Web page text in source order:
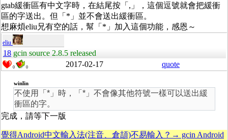
gtab緩衝區有中文字時，在結尾按「,」，這個逗號就會把緩衝
區的字送出。但「*」並不會送出緩衝區。
想麻煩eliu兄有空的話，幫「*」加入這個功能，感恩～
eliu
18 gcin source 2.8.5 released
0 0 2017-02-17 quote
winlin
不使用「*」時，「*」不會像其他符號一樣可以送出緩
衝區的字。
完成，請等下一版
覺得Android中文輸入法(注音、倉頡)不易輸入？→ gcin Android